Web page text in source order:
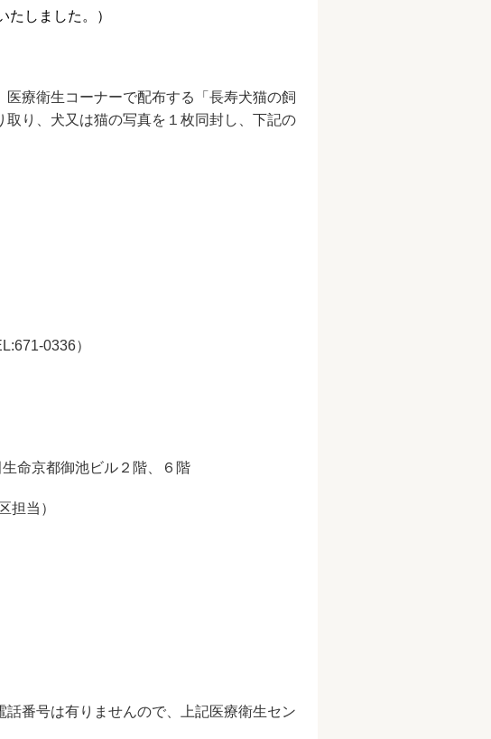
たしました。）
療衛生コーナーで配布する「長寿犬猫の飼
り、犬又は猫の写真を１枚同封し、下記の
0336）
命京都御池ビル２階、６階
担当）
話番号は有りませんので、上記医療衛生セン